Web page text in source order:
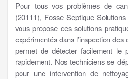
Pour tous vos problèmes de
(20111), Fosse Septique
vous propose des solutions
expérimentés dans l’inspection
permet de détecter facilement le
rapidement. Nos techniciens se
pour une intervention de